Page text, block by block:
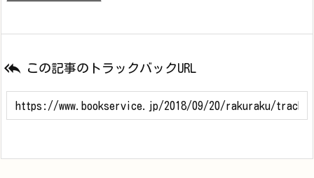
 この記事のトラックバックURL